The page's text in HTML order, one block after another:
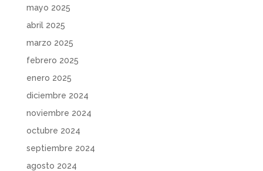
mayo 2025
abril 2025
marzo 2025
febrero 2025
enero 2025
diciembre 2024
noviembre 2024
octubre 2024
septiembre 2024
agosto 2024